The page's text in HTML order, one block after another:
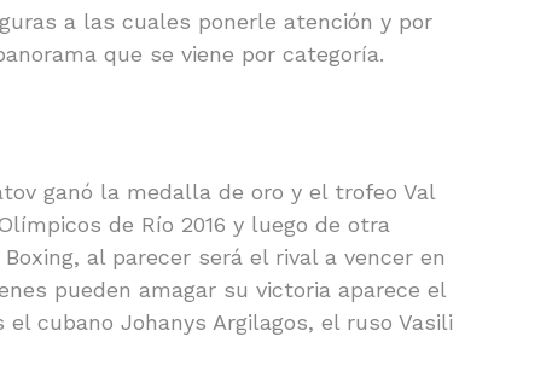
a las cuales ponerle atención y por
que se viene por categoría.
ganó la medalla de oro y el trofeo Val
de Río 2016 y luego de otra
al parecer será el rival a vencer en
pueden amagar su victoria aparece el
cubano Johanys Argilagos, el ruso Vasili